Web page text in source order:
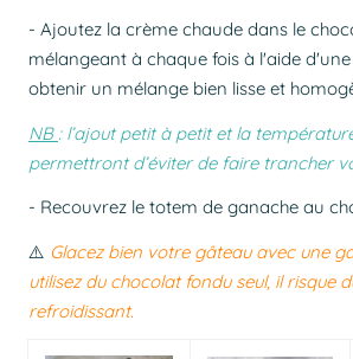
- Ajoutez la crème chaude dans le
mélangeant à chaque fois à l'aide
obtenir un mélange bien lisse et
NB : l’ajout petit à petit et la
permettront d’éviter de faire trancher
- Recouvrez le totem de ganache au
⚠️ Glacez bien votre gâteau avec une
utilisez du chocolat fondu seul, il risque
refroidissant.